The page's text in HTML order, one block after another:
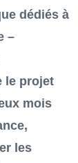
dédiés à
–
le projet
mois
les